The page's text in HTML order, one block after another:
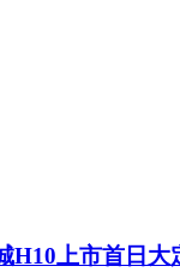
H10上市首日大